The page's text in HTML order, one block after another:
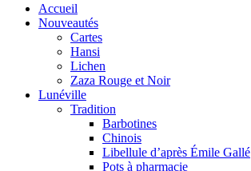
Accueil
Nouveautés
Cartes
Hansi
Lichen
Zaza Rouge et Noir
Lunéville
Tradition
Barbotines
Chinois
Libellule d’après Émile Gallé
Pots à pharmacie